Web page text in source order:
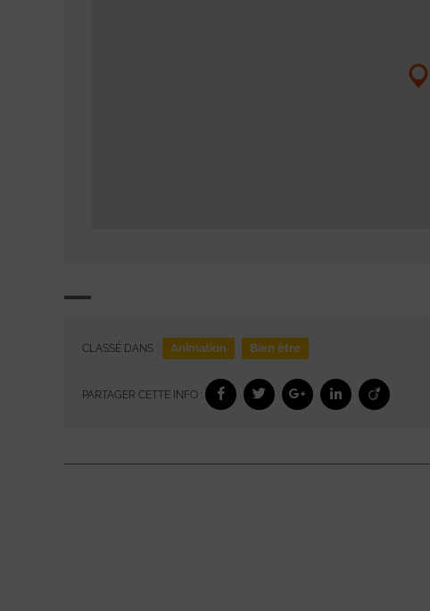
CLASSÉ DANS : Animation Bien être
PARTAGER CETTE INFO :